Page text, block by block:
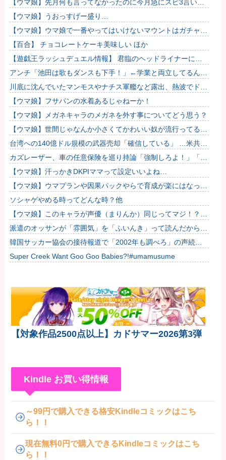
【ウマ娘】先月何も言ってなかったのに今月急にスピ3言い出
したのが怪しいよな。
【ウマ娘】うおっすげー盛り…
【ウマ娘】ウマ娘で一番やってはいけないマウントはガチャで
も育成でもグッズでもなく、これ。
【百合】 チョコレートケーキ美味しい ほか
【遊戯王ラッシュデュエル情報】 君臨のヘッドライナーに
「ヘルシィ・オリビア」が新規収録決定！
アンチ「池田は歌もダンスも下手！」←学業と両立してるんだ
からレッスンに参加出来なくて当たり前だろ？？？
川底に沈んでいたマンモスやナチス軍艦など露出、熱波でドナ
ウ川が歴史的渇水！
【ウマ娘】フサパンの水着あるじゃねーか！
【ウマ娘】メガネキャラのメガネを外す事についてどう思う？
【ウマ娘】世間じゃなんか小さくてかわいい奴が流行ってるら
しいな？
台湾への140億ドル規模の武器売却「確信している」 …米共和
党重鎮、マコール議員が表明！
カズレーザー、車の任意保険を巡り持論「強制しろよ！」「保
険にも入れないヤツは運転すんなよ」
【ウマ娘】汗っかきDKPIママって設定いいよね…
【ウマ娘】ウマプランや因果パックやらで育成が楽にはなった
けどハードルも高くなってるんだ。
ソシャゲやめる時ってどんな時？他
【ウマ娘】このキャラが声優（まりんか）同じってマジ！？
←「スズカさんみたいな演技の方がレアだと聞いて驚いたよ」
他
派遣のオッサンが「雰囲気」を「ふいんき」って読んだから蹴
り飛ばしたわ...仕事舐めんな
韓国サッカー協会の接待報道で「2002年も調べろ」の声続出
ｗｗｗ
Super Creek Want Goo Goo Babies?!#umamusume
【対象作品2500点以上】カドサマー2026第3弾
Kindle お買い得情報
～99円で購入できる格安Kindleコミックはこち
ら！！
現在無料0円で購入できるKindleコミックはこち
ら！！